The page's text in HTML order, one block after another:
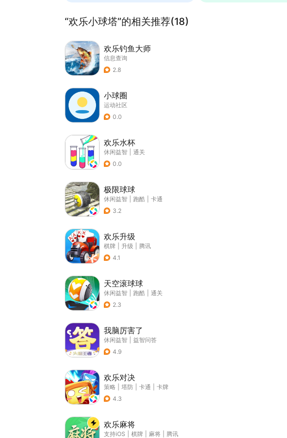
“欢乐小球塔”的相关推荐(18)
欢乐钓鱼大师
信息查询
2.8
小球圈
运动社区
0.0
欢乐水杯
休闲益智
通关
0.0
极限球球
休闲益智 跑酷
卡通
3.2
欢乐升级
棋牌 升级
腾讯
4.1
天空滚球球
休闲益智 跑酷
通关
2.3
我脑厉害了
休闲益智
益智问答
4.9
欢乐对决
策略 塔防 卡通
卡牌
4.3
欢乐麻将
支持iOS 棋牌 麻将
腾讯